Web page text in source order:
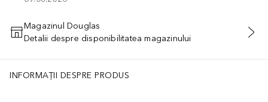
ADĂUGAȚI ÎN COŞ
Magazinul Douglas
Detalii despre disponibilitatea magazinului
INFORMAȚII DESPRE PRODUS